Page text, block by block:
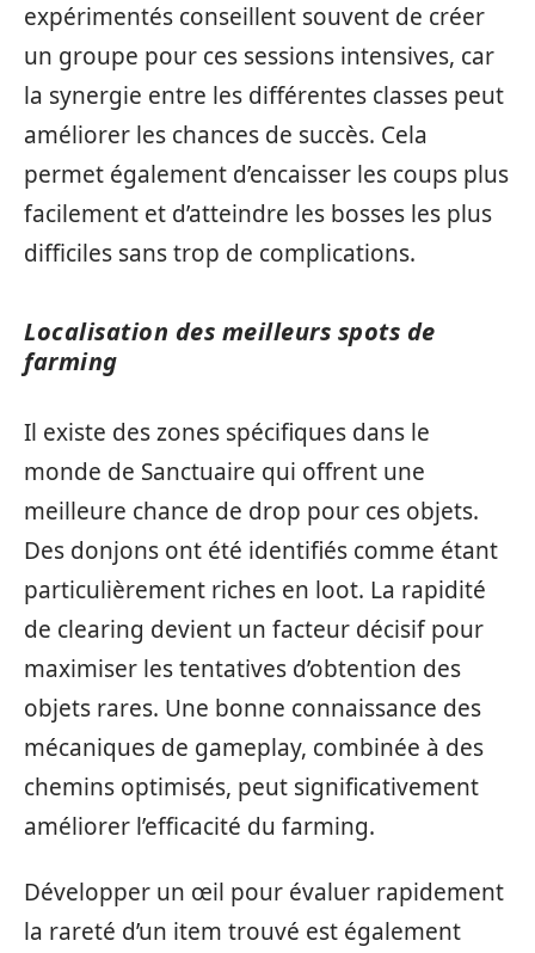
expérimentés conseillent souvent de créer
un groupe pour ces sessions intensives, car
la synergie entre les différentes classes peut
améliorer les chances de succès. Cela
permet également d’encaisser les coups plus
facilement et d’atteindre les bosses les plus
difficiles sans trop de complications.
Localisation des meilleurs spots de
farming
Il existe des zones spécifiques dans le
monde de Sanctuaire qui offrent une
meilleure chance de drop pour ces objets.
Des donjons ont été identifiés comme étant
particulièrement riches en loot. La rapidité
de clearing devient un facteur décisif pour
maximiser les tentatives d’obtention des
objets rares. Une bonne connaissance des
mécaniques de gameplay, combinée à des
chemins optimisés, peut significativement
améliorer l’efficacité du farming.
Développer un œil pour évaluer rapidement
la rareté d’un item trouvé est également